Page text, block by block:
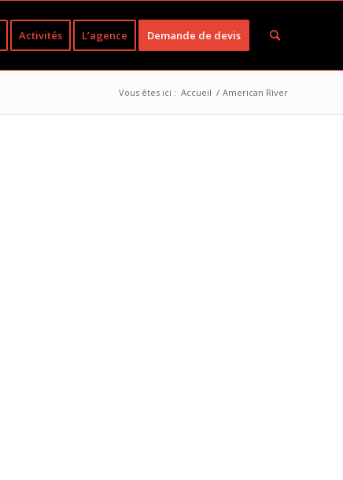
Activités L’agence Demande de devis
Vous êtes ici : Accueil / American River